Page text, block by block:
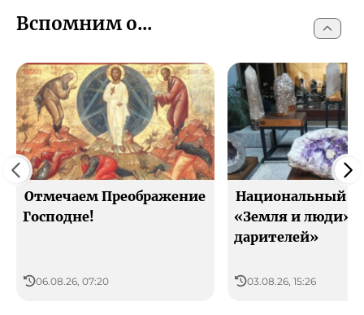
Вспомним о...
Отмечаем Преображение
Господне!
06.08.26, 07:20
Национальный
«Земля и люди»
дарителей»
03.08.26, 15:26